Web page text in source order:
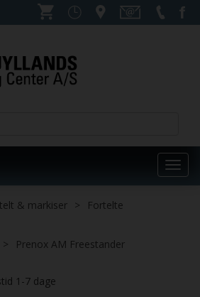
& markiser Fortelte
Prenox AM Freestander
1-7 dage